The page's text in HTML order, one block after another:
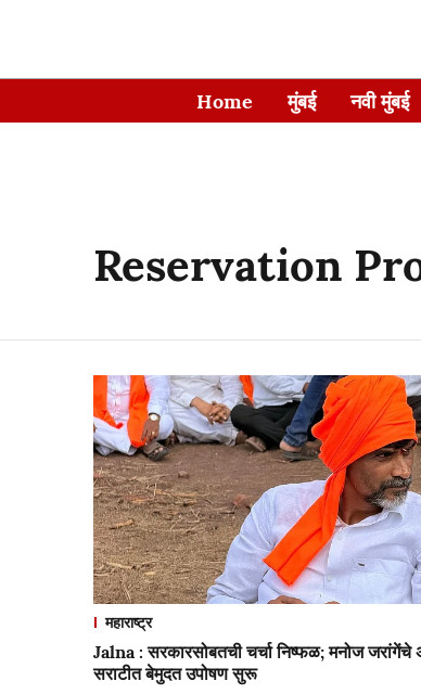
Home मुंबई नवी मुंबई
Reservation
महाराष्ट्र
Jalna : सरकारसोबतची चर्चा निष्फळ; मनोज जरांगेंचे
सराटीत बेमुदत उपोषण सुरू